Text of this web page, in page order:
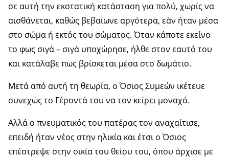
σε αυτή την εκστατική κατάσταση για πολύ, χωρίς να
αισθάνεται, καθώς βεβαίωνε αργότερα, εάν ήταν μέσα
στο σώμα ή εκτός του σώματος. Όταν κάποτε εκείνο
το φως σιγά – σιγά υποχώρησε, ήλθε στον εαυτό του
και κατάλαβε πως βρίσκεται μέσα στο δωμάτιο.
Μετά από αυτή τη θεωρία, ο Όσιος Συμεών ικέτευε
συνεχώς το Γέροντά του να τον κείρει μοναχό.
Αλλά ο πνευματικός του πατέρας τον αναχαίτισε,
επειδή ήταν νέος στην ηλικία και έτσι ο Όσιος
επέστρεψε στην οικία του θείου του, όπου άρχισε με